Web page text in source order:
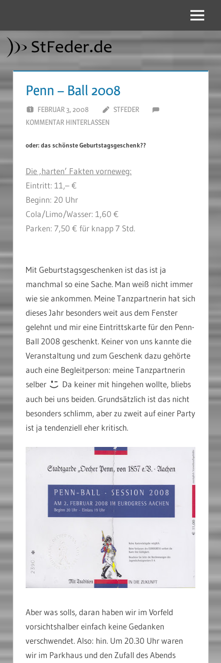
springen
Menü
Penn – Ball 2008
FEBRUAR 3, 2008
STFEDER
KOMMENTAR HINTERLASSEN
oder: das schönste Geburtstagsgeschenk??
Die ‚harten’ Fakten vorneweg:
Eintritt: 11,– €
Beginn: 20 Uhr
Cola/Limo/Wasser: 1,60 €
Parken: 7,50 € für knapp 7 Std.
Mit Geburtstagsgeschenken ist das ist ja
manchmal so eine Sache. Man weiß nicht immer
wie sie ankommen. Meine Tanzpartnerin hat sich
dieses Jahr besonders weit aus dem Fenster
gelehnt und mir eine Eintrittskarte für den Penn-
Ball 2008 geschenkt. Keiner von uns kannte die
Veranstaltung und zum Geschenk dazu gehörte
auch eine Begleitperson: meine Tanzpartnerin
selber
Da keiner mit hingehen wollte, bliebs
auch bei uns beiden. Grundsätzlich ist das nicht
besonders schlimm, aber zu zweit auf einer Party
ist ja tendenziell eher kritisch.
Aber was solls, daran haben wir im Vorfeld
vorsichtshalber einfach keine Gedanken
verschwendet. Also: hin. Um 20.30 Uhr waren
wir im Parkhaus und den Zufall des Abends